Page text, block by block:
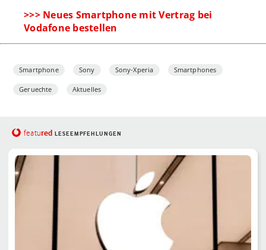
>>> Neues Smartphone mit Vertrag bei
Vodafone bestellen
Smartphone Sony Sony-Xperia Smartphones
Geruechte Aktuelles
featured LESEEMPFEHLUNGEN